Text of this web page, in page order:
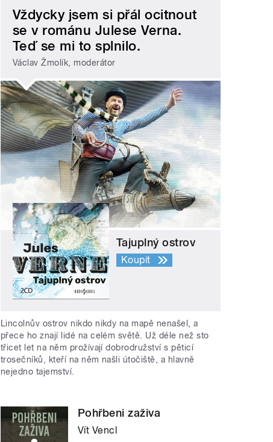
Vždycky jsem si přál ocitnout
se v románu Julese Verna.
Teď se mi to splnilo.
Václav Žmolík, moderátor
Tajuplný ostrov
Koupit
Lincolnův ostrov nikdo nikdy na mapě nenašel, a
přece ho znají lidé na celém světě. Už déle než sto
třicet let na něm prožívají dobrodružství s pěticí
trosečníků, kteří na něm našli útočiště, a hlavně
nejedno tajemství.
Pohřbeni zaživa
Vít Vencl